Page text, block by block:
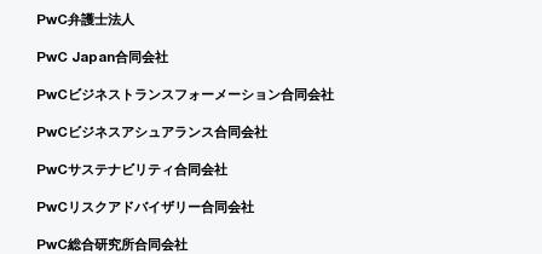
PwC弁護士法人
PwC Japan合同会社
PwCビジネストランスフォーメーション合同会社
PwCビジネスアシュアランス合同会社
PwCサステナビリティ合同会社
PwCリスクアドバイザリー合同会社
PwC総合研究所合同会社